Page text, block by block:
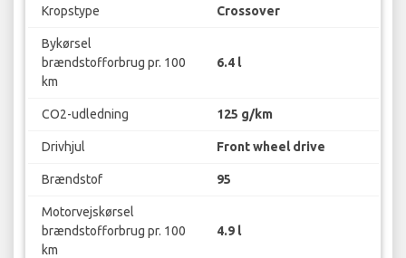
Kropstype Crossover
Bykørsel
brændstofforbrug pr. 100
km
6.4 l
CO2-udledning 125 g/km
Drivhjul Front wheel drive
Brændstof 95
Motorvejskørsel
brændstofforbrug pr. 100
km
4.9 l